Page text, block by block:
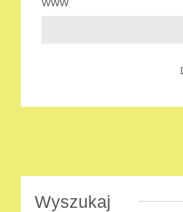
WWW
Wyszukaj